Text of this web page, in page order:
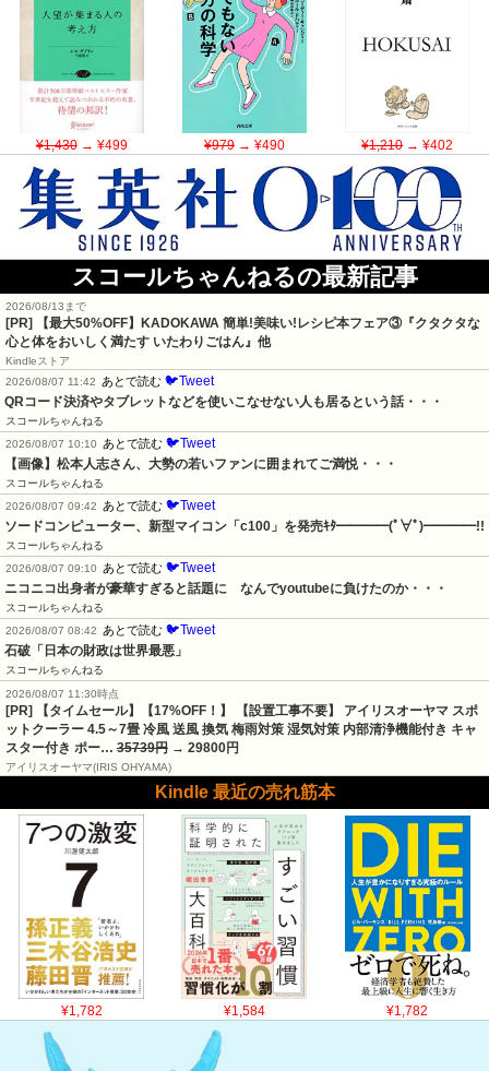
¥1,430→ ¥499 ¥979→ ¥490 ¥1,210→ ¥402
スコールちゃんねるの最新記事
2026/08/13まで
[PR] 【最大50%OFF】KADOKAWA 簡単!美味い!レシピ本フェア③『クタクタな
心と体をおいしく満たす いたわりごはん』他
Kindleストア
2026/08/07 11:42
あとで読む 🐦Tweet
QRコード決済やタブレットなどを使いこなせない人も居るという話・・・
スコールちゃんねる
2026/08/07 10:10
あとで読む 🐦Tweet
【画像】松本人志さん、大勢の若いファンに囲まれてご満悦・・・
スコールちゃんねる
2026/08/07 09:42
あとで読む 🐦Tweet
ソードコンピューター、新型マイコン「c100」を発売ｷﾀ━━━━(ﾟ∀ﾟ)━━━━!!
スコールちゃんねる
2026/08/07 09:10
あとで読む 🐦Tweet
ニコニコ出身者が豪華すぎると話題に　なんでyoutubeに負けたのか・・・
スコールちゃんねる
2026/08/07 08:42
あとで読む 🐦Tweet
石破「日本の財政は世界最悪」
スコールちゃんねる
2026/08/07 11:30時点
[PR] 【タイムセール】【17%OFF！】 【設置工事不要】 アイリスオーヤマ スポ
ットクーラー 4.5～7畳 冷風 送風 換気 梅雨対策 湿気対策 内部清浄機能付き キャ
スター付き ポー… 35739円 → 29800円
アイリスオーヤマ(IRIS OHYAMA)
Kindle 最近の売れ筋本
¥1,782 ¥1,584 ¥1,782